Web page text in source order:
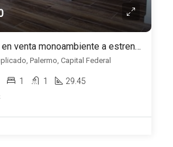
Departamento en venta monoambiente a estrenar en Palermo
Palermo, Capital Federal
1 1 29.45